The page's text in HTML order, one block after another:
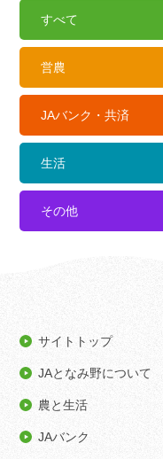
すべて
営農
JAバンク・共済
生活
その他
サイトトップ
JAとなみ野について
農と生活
JAバンク